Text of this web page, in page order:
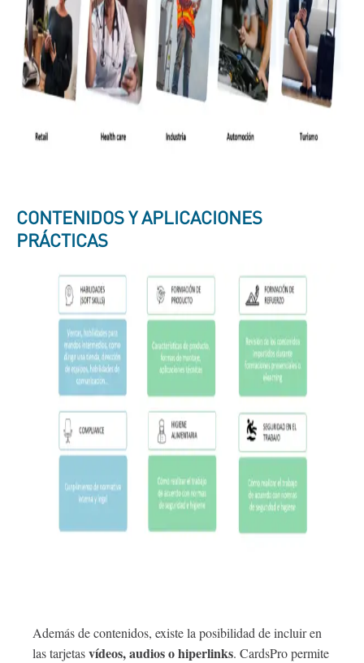
CONTENIDOS Y APLICACIONES
PRÁCTICAS
Además de contenidos, existe la posibilidad de incluir en
las tarjetasvídeos, audios o hiperlinks. CardsPro permite